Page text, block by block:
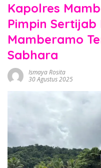
Kapolres
Pimpin Sertijab
Mamberamo
Sabhara
Ismaya Rosita
30 Agustus 2025